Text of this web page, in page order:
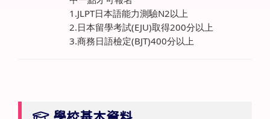
1.JLPT日本語能力測驗N2以上
2.日本留學考試(EJU)取得200分以上
3.商務日語檢定(BJT)400分以上